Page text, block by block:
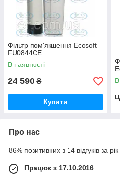
Фільтр пом'якшення Ecosoft
FU0844CE
В наявності
24 590 ₴
Купити
В
Про нас
86% позитивних з 14 відгуків за рік
Працює з 17.10.2016